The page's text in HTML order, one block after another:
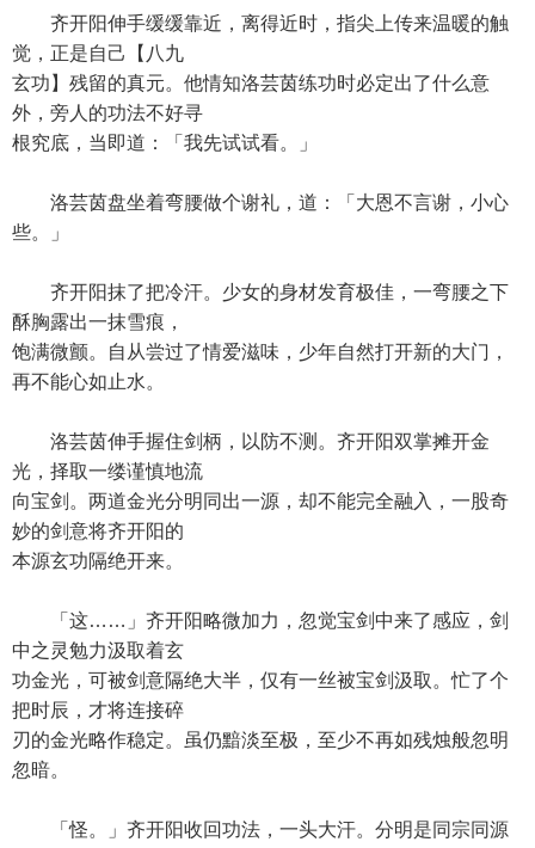
齐开阳伸手缓缓靠近，离得近时，指尖上传来温暖的触
觉，正是自己【八九
玄功】残留的真元。他情知洛芸茵练功时必定出了什么意
外，旁人的功法不好寻
根究底，当即道：「我先试试看。」
洛芸茵盘坐着弯腰做个谢礼，道：「大恩不言谢，小心
些。」
齐开阳抹了把冷汗。少女的身材发育极佳，一弯腰之下
酥胸露出一抹雪痕，
饱满微颤。自从尝过了情爱滋味，少年自然打开新的大门，
再不能心如止水。
洛芸茵伸手握住剑柄，以防不测。齐开阳双掌摊开金
光，择取一缕谨慎地流
向宝剑。两道金光分明同出一源，却不能完全融入，一股奇
妙的剑意将齐开阳的
本源玄功隔绝开来。
「这……」齐开阳略微加力，忽觉宝剑中来了感应，剑
中之灵勉力汲取着玄
功金光，可被剑意隔绝大半，仅有一丝被宝剑汲取。忙了个
把时辰，才将连接碎
刃的金光略作稳定。虽仍黯淡至极，至少不再如残烛般忽明
忽暗。
「怪。」齐开阳收回功法，一头大汗。分明是同宗同源